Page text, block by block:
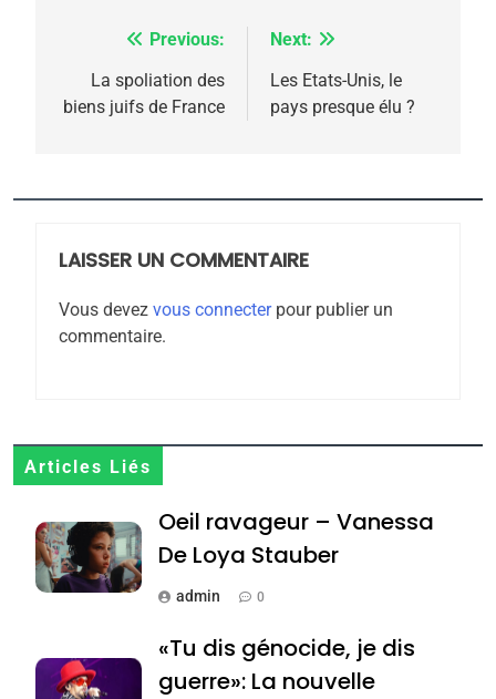
Navigation
l’article
Previous:
La spoliation des
biens juifs de France
Next:
Les Etats-Unis, le
pays presque élu ?
LAISSER UN COMMENTAIRE
Vous devez vous connecterpour publier un
commentaire.
Articles Liés
Oeil ravageur – Vanessa
De Loya Stauber
admin 0
«Tu dis génocide, je dis
guerre»: La nouvelle
2025, l’année la plus
rapport d’ADL contre
FRANCE ISRAÉL
6
Zrihen-Dvir
7
Jacques Hadida
JUDAISME
Maroc : Les amandes de
Tafraout, le miel de Tadla